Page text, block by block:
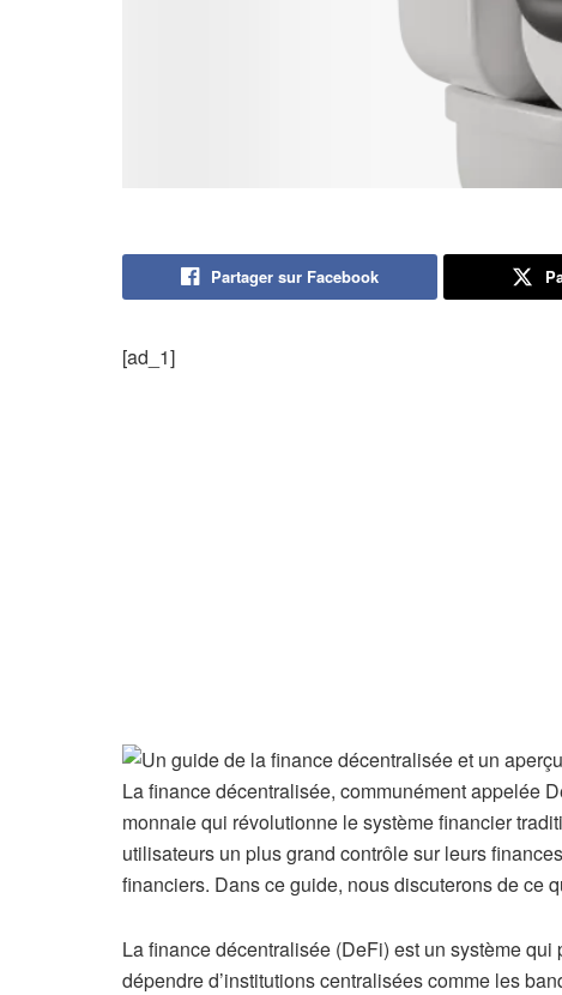
Partager sur Facebook
[ad_1]
La finance décentralisée, communément appelée
monnaie qui révolutionne le système financier
utilisateurs un plus grand contrôle sur leurs
financiers. Dans ce guide, nous discuterons de ce
La finance décentralisée (DeFi) est un système
dépendre d’institutions centralisées comme les